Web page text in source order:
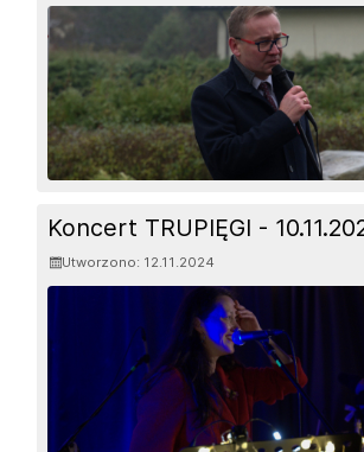
Koncert TRUPIĘGI -
Utworzono: 12.11.2024